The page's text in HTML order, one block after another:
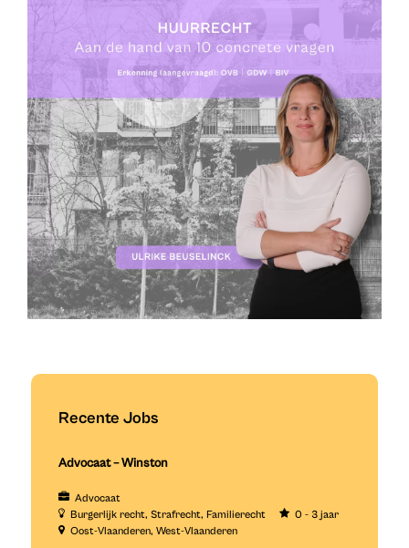
Recente Jobs
Advocaat – Winston
Advocaat
Burgerlijk recht Strafrecht Familierecht
0 - 3 jaar
Oost-Vlaanderen West-Vlaanderen